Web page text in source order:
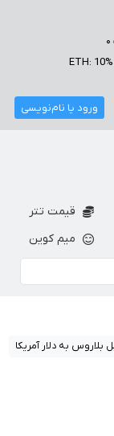
۰
ETH: 10%
ورود یا نام‌نویسی
قیمت تتر
میم کوین
بلاروس به دلار آمریکا